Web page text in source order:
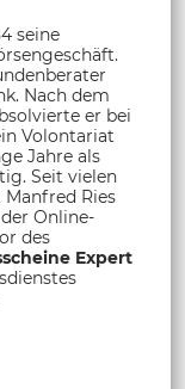
seine
Nach dem
er bei
Volontariat
Jahre als
Seit vielen
Ries
Online-
des
Expert